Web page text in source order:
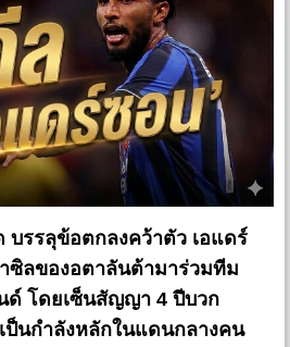
บรรลุข้อตกลงคว้าตัว เอแดร์
ซิลของอตาลันต้ามาร่วมทีม
ด์ โดยเซ็นสัญญา 4 ปีบวก
ป็นกำลังหลักในแดนกลางคน